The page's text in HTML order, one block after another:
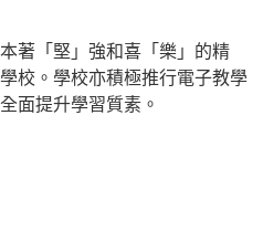
著「堅」強和喜「樂」的精
校。學校亦積極推行電子教學
面提升學習質素。